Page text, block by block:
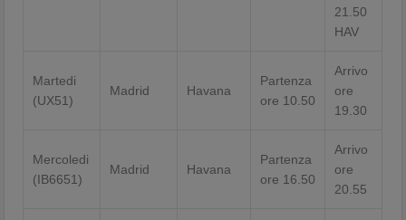
21.50
HAV
Martedi
(UX51)
Madrid Havana
Partenza
ore 10.50
Arrivo
ore
19.30
Mercoledi
(IB6651)
Madrid Havana
Partenza
ore 16.50
Arrivo
ore
20.55